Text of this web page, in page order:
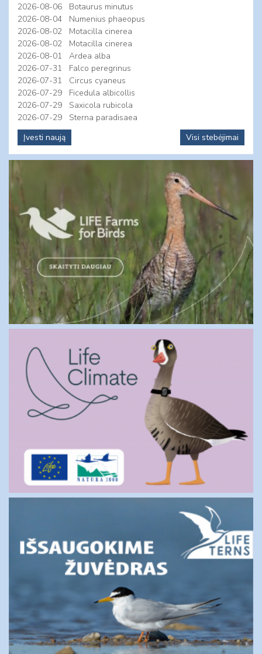
2026-08-06
Botaurus minutus
2026-08-04
Numenius phaeopus
2026-08-02
Motacilla cinerea
2026-08-02
Motacilla cinerea
2026-08-01
Ardea alba
2026-07-31
Falco peregrinus
2026-07-31
Circus cyaneus
2026-07-29
Ficedula albicollis
2026-07-29
Saxicola rubicola
2026-07-29
Sterna paradisaea
Įvesti naują
Visi stebėjimai